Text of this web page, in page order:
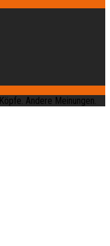
Andere Meinungen.